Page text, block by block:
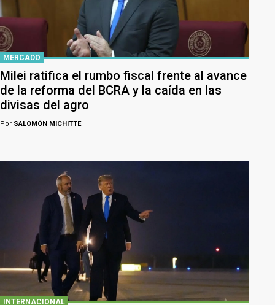
MERCADO
Milei ratifica el rumbo fiscal frente al avance
de la reforma del BCRA y la caída en las
divisas del agro
Por SALOMÓN MICHITTE
INTERNACIONAL